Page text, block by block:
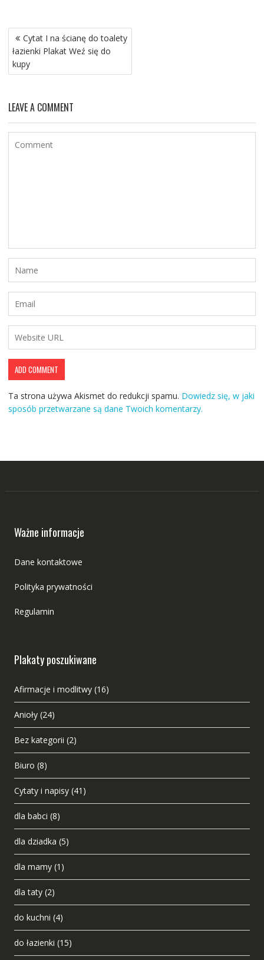
Nawigacja
wpisu
Cytat I na ścianę do toalety
łazienki Plakat Weź się do
kupy
LEAVE A COMMENT
Ta strona używa Akismet do redukcji spamu. Dowiedz się, w jaki
sposób przetwarzane są dane Twoich komentarzy.
Ważne informacje
Dane kontaktowe
Polityka prywatności
Regulamin
Plakaty poszukiwane
Afirmacje i modlitwy (16)
Anioły (24)
Bez kategorii (2)
Biuro (8)
Cytaty i napisy (41)
dla babci (8)
dla dziadka (5)
dla mamy (1)
dla taty (2)
do kuchni (4)
do łazienki (15)